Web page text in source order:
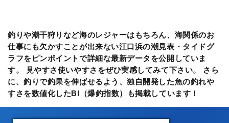
釣りや潮干狩りなど海のレジャーはもちろん、海関係のお
仕事にも欠かすことが出来ない江口浜の潮見表・タイドグ
ラフをピンポイントで詳細な最新データを公開していま
す。 見やすさ使いやすさをぜひ実感してみて下さい。 さら
に、釣りで釣果を伸ばせるよう、独自開発した魚の釣れや
すさを数値化したBI（爆釣指数）も掲載しています！